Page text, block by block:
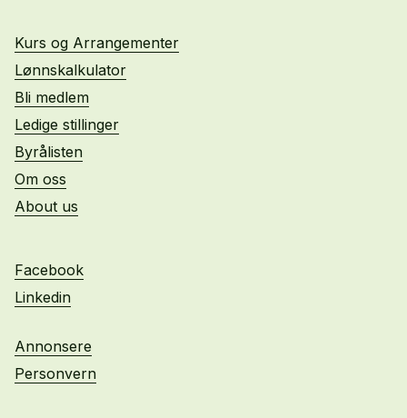
Kurs og Arrangementer
Lønnskalkulator
Bli medlem
Ledige stillinger
Byrålisten
Om oss
About us
Facebook
Linkedin
Annonsere
Personvern